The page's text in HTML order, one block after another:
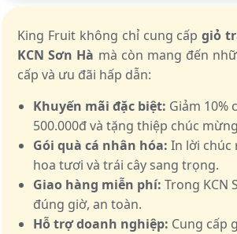
King Fruit không chỉ cung cấpgiỏ
KCN Sơn Hà mà còn mang đến
cấp và ưu đãi hấp dẫn:
Khuyến mãi đặc biệt: Giảm 10%
500.000đ và tặng thiệp chúc
Gói quà cá nhân hóa: In lời chúc
hoa tươi và trái cây sang trọng.
Giao hàng miễn phí: Trong KCN
đúng giờ, an toàn.
Hỗ trợ doanh nghiệp: Cung cấp